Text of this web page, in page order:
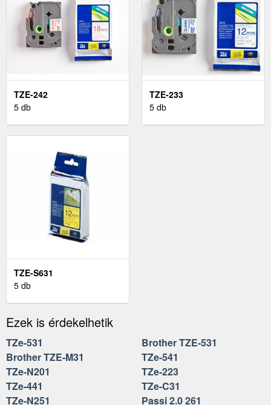
TZE-242
5 db
TZE-233
5 db
TZE-S631
5 db
Ezek is érdekelhetik
TZe-531
Brother TZE-531
Brother TZE-M31
TZe-541
TZe-N201
TZe-223
TZe-441
TZe-C31
TZe-N251
Passi 2.0 261